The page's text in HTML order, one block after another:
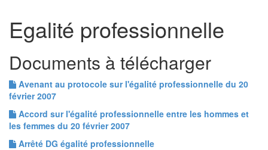
Egalité professionnelle
Documents à télécharger
Avenant au protocole sur l'égalité professionnelle du 20
février 2007
Accord sur l'égalité professionnelle entre les hommes et
les femmes du 20 février 2007
Arrêté DG égalité professionnelle